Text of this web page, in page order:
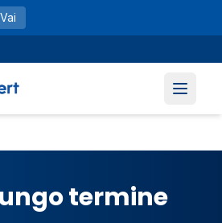
Vai
termine